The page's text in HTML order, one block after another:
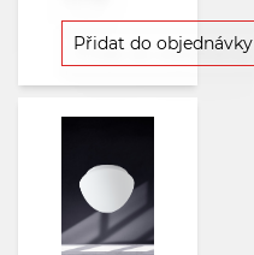
Přidat do objednávky